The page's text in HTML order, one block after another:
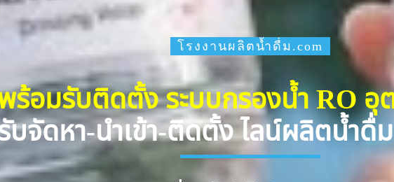
โรงงานผลิตน้ำดื่ม.com
ร้อมรับติดตั้ง ระบบกรองน้ำ RO อุ
บจัดหา-นำเข้า-ติดตั้ง ไลน์ผลิตน้ำดื่